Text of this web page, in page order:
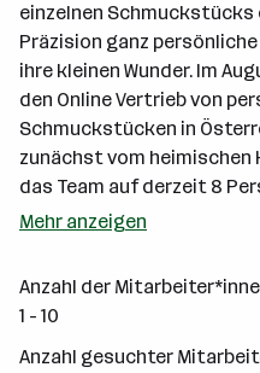
einzelnen Schmuckstücks
Präzision ganz
ihre kleinen Wunder. Im
den Online Vertrieb von
Schmuckstücken in
zunächst vom
das Team auf derzeit 8
Mehr anzeigen
Anzahl der
1 - 10
Anzahl gesuchter